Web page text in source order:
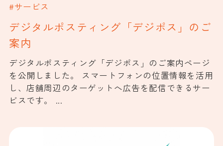
#サービス
デジタルポスティング「デジポス」のご
案内
デジタルポスティング「デジポス」のご案内ページ
を公開しました。 スマートフォンの位置情報を活用
し、店舗周辺のターゲットへ広告を配信できるサー
ビスです。 ...